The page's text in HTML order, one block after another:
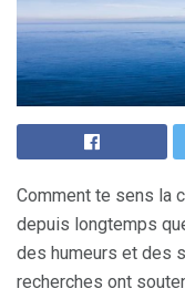
Comment te sens la
depuis longtemps
des humeurs et des
recherches ont